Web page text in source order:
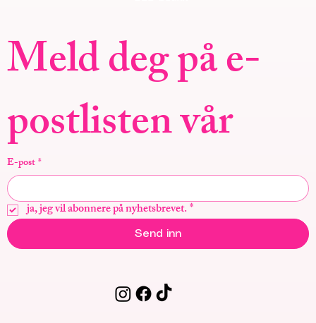
Meld deg på e-
postlisten vår
E-post*
ja, jeg vil abonnere på nyhetsbrevet.*
Send inn